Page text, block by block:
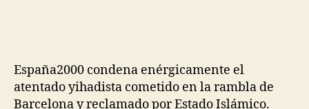
España2000 condena enérgicamente el
atentado yihadista cometido en la rambla de
Barcelona y reclamado por Estado Islámico.